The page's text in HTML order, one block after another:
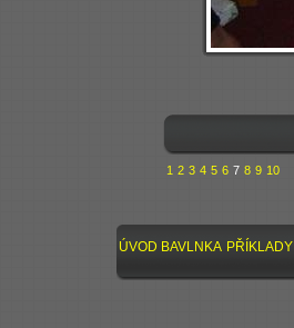
1 2 3 4 5 6 7 8 9 10
ÚVOD BAVLNKA PŘÍKLADY